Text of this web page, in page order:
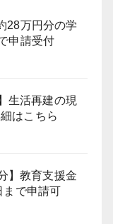
28万円分の学
申請受付
生活再建の現
はこちら
】教育支援金
で申請可